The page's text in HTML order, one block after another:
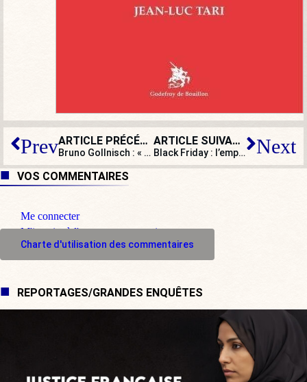
Prev ARTICLE PRÉCÉDENT
Bruno Gollnisch : « En ma qualité d’actionnaire, je suis candidat au conseil d’administration du groupe Renault Nissan »
ARTICLE SUIVANT
Black Friday : l’empire du chiffre ! Next
VOS COMMENTAIRES
Me connecter
M'inscrire à l'espace commentaire
Charte d'utilisation des commentaires
REPORTAGES/GRANDES ENQUÊTES